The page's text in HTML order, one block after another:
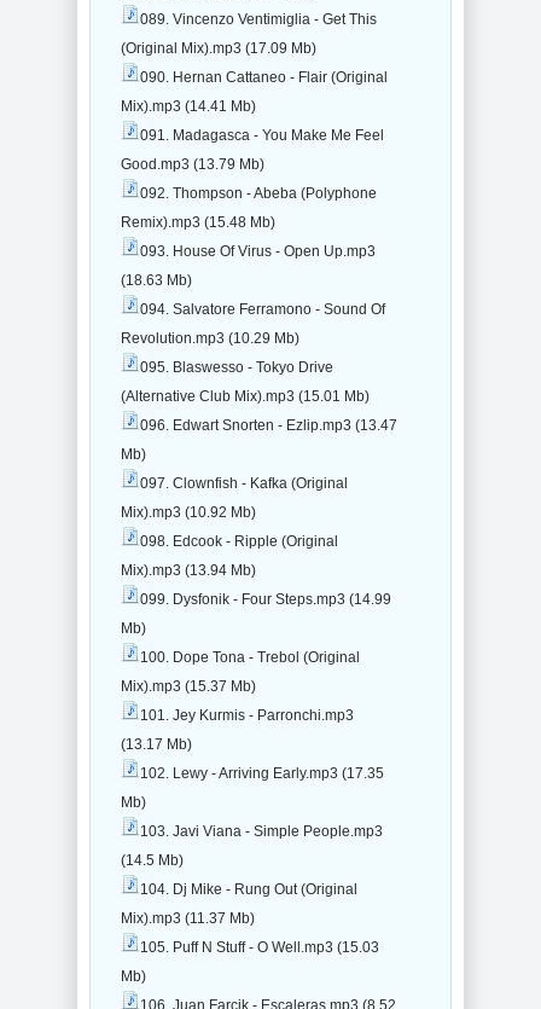
089. Vincenzo Ventimiglia - Get This
(Original Mix).mp3 (17.09 Mb)
090. Hernan Cattaneo - Flair (Original
Mix).mp3 (14.41 Mb)
091. Madagasca - You Make Me Feel
Good.mp3 (13.79 Mb)
092. Thompson - Abeba (Polyphone
Remix).mp3 (15.48 Mb)
093. House Of Virus - Open Up.mp3
(18.63 Mb)
094. Salvatore Ferramono - Sound Of
Revolution.mp3 (10.29 Mb)
095. Blaswesso - Tokyo Drive
(Alternative Club Mix).mp3 (15.01 Mb)
096. Edwart Snorten - Ezlip.mp3 (13.47
Mb)
097. Clownfish - Kafka (Original
Mix).mp3 (10.92 Mb)
098. Edcook - Ripple (Original
Mix).mp3 (13.94 Mb)
099. Dysfonik - Four Steps.mp3 (14.99
Mb)
100. Dope Tona - Trebol (Original
Mix).mp3 (15.37 Mb)
101. Jey Kurmis - Parronchi.mp3
(13.17 Mb)
102. Lewy - Arriving Early.mp3 (17.35
Mb)
103. Javi Viana - Simple People.mp3
(14.5 Mb)
104. Dj Mike - Rung Out (Original
Mix).mp3 (11.37 Mb)
105. Puff N Stuff - O Well.mp3 (15.03
Mb)
106. Juan Farcik - Escaleras.mp3 (8.52